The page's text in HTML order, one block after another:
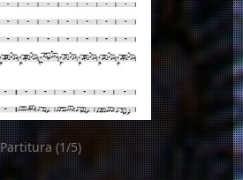
Partitura (1/5)